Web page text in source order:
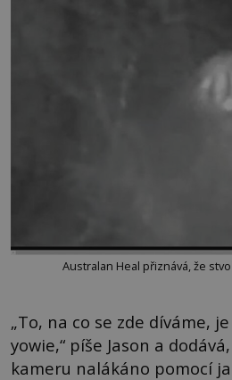
Australan Heal přiznává, že
„To, na co se zde díváme,
yowie,“ píše Jason a
kameru nalákáno pomocí